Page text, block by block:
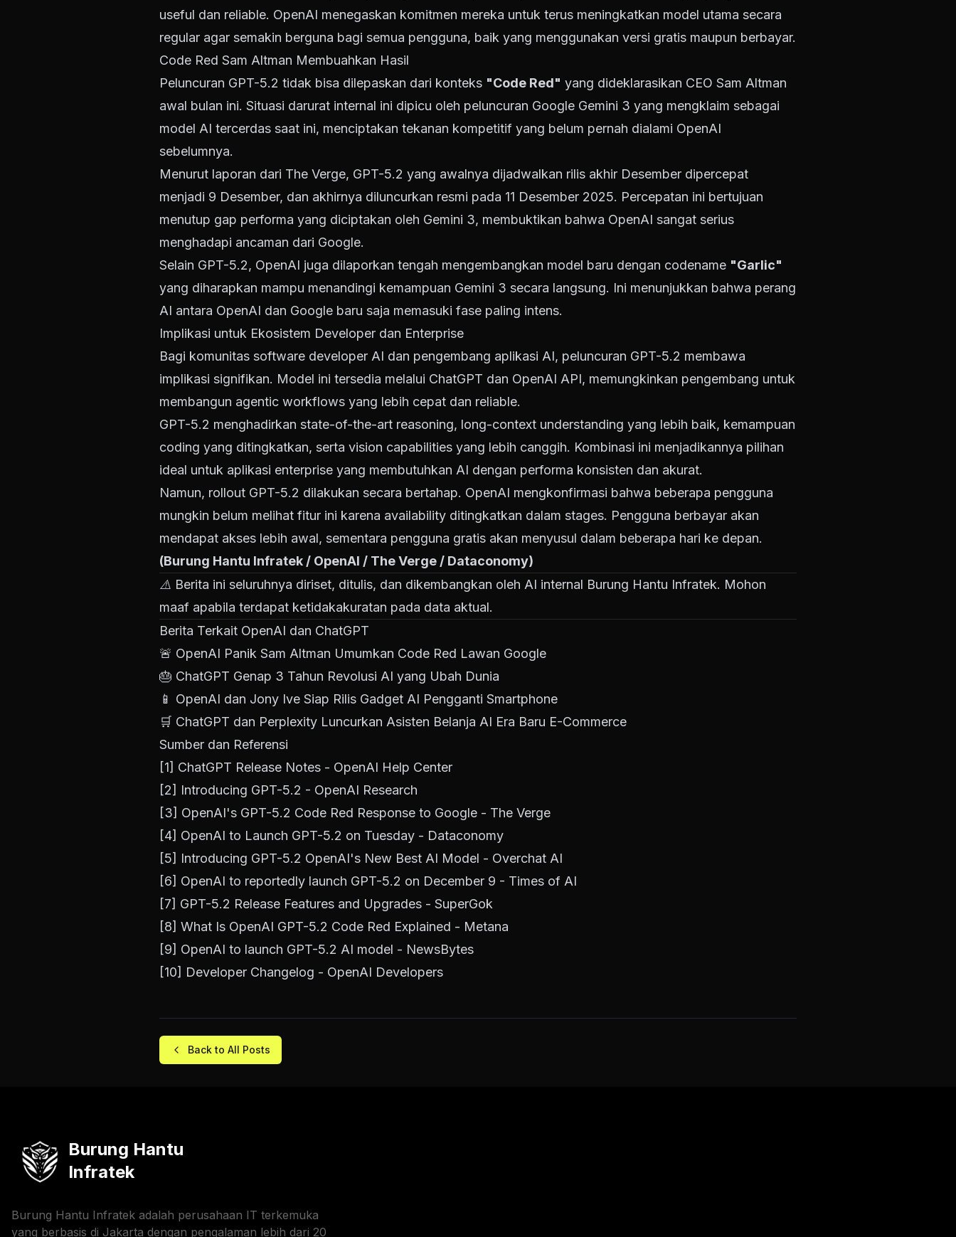
useful dan reliable. OpenAI menegaskan komitmen mereka untuk terus meningkatkan model utama secara
regular agar semakin berguna bagi semua pengguna, baik yang menggunakan versi gratis maupun berbayar.
Code Red Sam Altman Membuahkan Hasil
Peluncuran GPT-5.2 tidak bisa dilepaskan dari konteks "Code Red" yang dideklarasikan CEO Sam Altman
awal bulan ini. Situasi darurat internal ini dipicu oleh peluncuran Google Gemini 3 yang mengklaim sebagai
model AI tercerdas saat ini, menciptakan tekanan kompetitif yang belum pernah dialami OpenAI
sebelumnya.
Menurut laporan dari The Verge, GPT-5.2 yang awalnya dijadwalkan rilis akhir Desember dipercepat
menjadi 9 Desember, dan akhirnya diluncurkan resmi pada 11 Desember 2025. Percepatan ini bertujuan
menutup gap performa yang diciptakan oleh Gemini 3, membuktikan bahwa OpenAI sangat serius
menghadapi ancaman dari Google.
Selain GPT-5.2, OpenAI juga dilaporkan tengah mengembangkan model baru dengan codename "Garlic"
yang diharapkan mampu menandingi kemampuan Gemini 3 secara langsung. Ini menunjukkan bahwa perang
AI antara OpenAI dan Google baru saja memasuki fase paling intens.
Implikasi untuk Ekosistem Developer dan Enterprise
Bagi komunitas software developer AI dan pengembang aplikasi AI, peluncuran GPT-5.2 membawa
implikasi signifikan. Model ini tersedia melalui ChatGPT dan OpenAI API, memungkinkan pengembang untuk
membangun agentic workflows yang lebih cepat dan reliable.
GPT-5.2 menghadirkan state-of-the-art reasoning, long-context understanding yang lebih baik, kemampuan
coding yang ditingkatkan, serta vision capabilities yang lebih canggih. Kombinasi ini menjadikannya pilihan
ideal untuk aplikasi enterprise yang membutuhkan AI dengan performa konsisten dan akurat.
Namun, rollout GPT-5.2 dilakukan secara bertahap. OpenAI mengkonfirmasi bahwa beberapa pengguna
mungkin belum melihat fitur ini karena availability ditingkatkan dalam stages. Pengguna berbayar akan
mendapat akses lebih awal, sementara pengguna gratis akan menyusul dalam beberapa hari ke depan.
(Burung Hantu Infratek / OpenAI / The Verge / Dataconomy)
⚠️ Berita ini seluruhnya diriset, ditulis, dan dikembangkan oleh AI internal Burung Hantu Infratek. Mohon
maaf apabila terdapat ketidakakuratan pada data aktual.
Berita Terkait OpenAI dan ChatGPT
🚨 OpenAI Panik Sam Altman Umumkan Code Red Lawan Google
🎂 ChatGPT Genap 3 Tahun Revolusi AI yang Ubah Dunia
📱 OpenAI dan Jony Ive Siap Rilis Gadget AI Pengganti Smartphone
🛒 ChatGPT dan Perplexity Luncurkan Asisten Belanja AI Era Baru E-Commerce
Sumber dan Referensi
[1] ChatGPT Release Notes - OpenAI Help Center
[2] Introducing GPT-5.2 - OpenAI Research
[3] OpenAI's GPT-5.2 Code Red Response to Google - The Verge
[4] OpenAI to Launch GPT-5.2 on Tuesday - Dataconomy
[5] Introducing GPT-5.2 OpenAI's New Best AI Model - Overchat AI
[6] OpenAI to reportedly launch GPT-5.2 on December 9 - Times of AI
[7] GPT-5.2 Release Features and Upgrades - SuperGok
[8] What Is OpenAI GPT-5.2 Code Red Explained - Metana
[9] OpenAI to launch GPT-5.2 AI model - NewsBytes
[10] Developer Changelog - OpenAI Developers
Back to All Posts
Burung Hantu
Infratek
Burung Hantu Infratek adalah perusahaan IT terkemuka
yang berbasis di Jakarta dengan pengalaman lebih dari 20